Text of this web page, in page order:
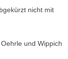
nicht mit
und Wippich